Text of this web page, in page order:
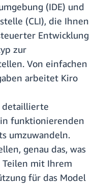
(IDE) und
(CLI), die Ihnen
Entwicklung
zur
Von einfachen
arbeitet Kiro
detaillierte
funktionierenden
umzuwandeln.
genau das, was
mit Ihrem
für das Model